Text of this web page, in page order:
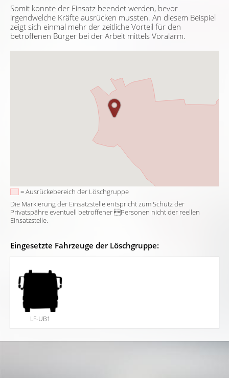
Somit konnte der Einsatz beendet werden, bevor
irgendwelche Kräfte ausrücken mussten. An diesem Beispiel
zeigt sich einmal mehr der zeitliche Vorteil für den
betroffenen Bürger bei der Arbeit mittels Voralarm.
= Ausrückebereich der Löschgruppe
Die Markierung der Einsatzstelle entspricht zum Schutz der
Privatspähre eventuell betroffener Personen nicht der reellen
Einsatzstelle.
Eingesetzte Fahrzeuge der Löschgruppe:
LF-UB1